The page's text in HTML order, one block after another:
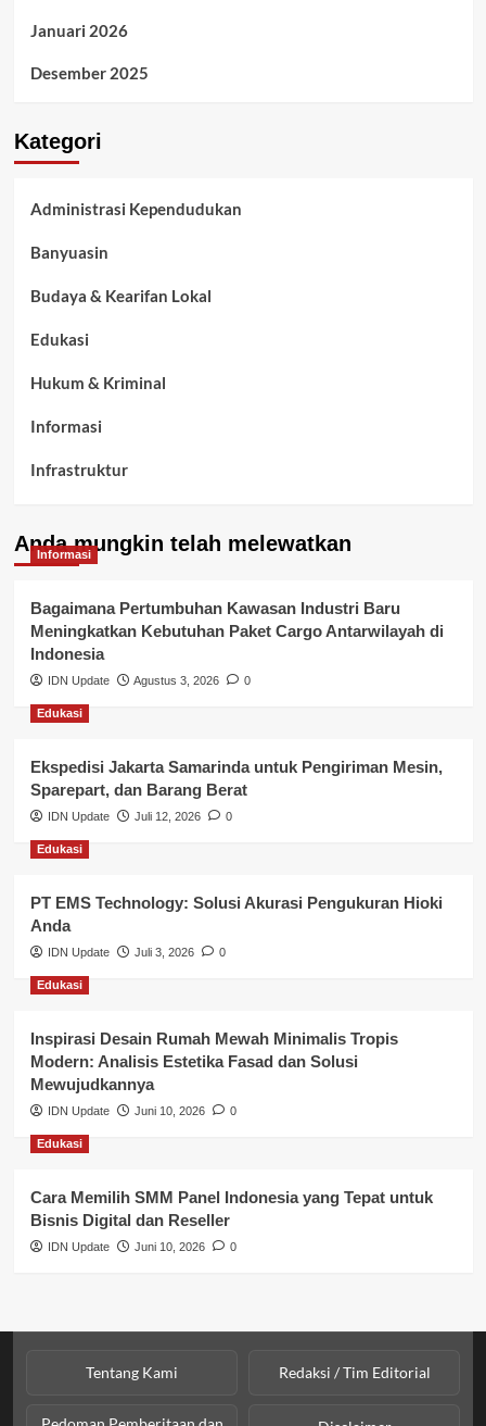
Januari 2026
Desember 2025
Kategori
Administrasi Kependudukan
Banyuasin
Budaya & Kearifan Lokal
Edukasi
Hukum & Kriminal
Informasi
Infrastruktur
Kepegawaian & ASN Banyuasin
Kesehatan
Keuangan
Lalu Lintas
Layanan Publik Kabupaten Banyuasin
Nasional
Pemerintahan
Pendidikan
Perbankan & Keuangan
Perpajakan & Keuangan
Profil Wilayah Banyuasin
Sosial & Budaya
Sosial & Kesejahteraan
Anda mungkin telah melewatkan
Informasi
Bagaimana Pertumbuhan Kawasan Industri Baru
Meningkatkan Kebutuhan Paket Cargo Antarwilayah di
Indonesia
IDN Update Agustus 3, 2026 0
Edukasi
Ekspedisi Jakarta Samarinda untuk Pengiriman Mesin,
Sparepart, dan Barang Berat
IDN Update Juli 12, 2026 0
Edukasi
PT EMS Technology: Solusi Akurasi Pengukuran Hioki
Anda
IDN Update Juli 3, 2026 0
Edukasi
Inspirasi Desain Rumah Mewah Minimalis Tropis
Modern: Analisis Estetika Fasad dan Solusi
Mewujudkannya
IDN Update Juni 10, 2026 0
Edukasi
Cara Memilih SMM Panel Indonesia yang Tepat untuk
Bisnis Digital dan Reseller
IDN Update Juni 10, 2026 0
Tentang Kami Redaksi / Tim Editorial